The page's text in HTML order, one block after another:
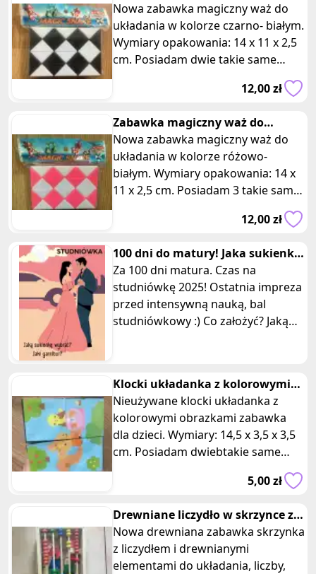
Nowa zabawka magiczny waż do
układania w kolorze czarno- białym.
Wymiary opakowania: 14 x 11 x 2,5
cm. Posiadam dwie takie same
12,00 zł
Zabawka magiczny waż do
układania rozowa
Nowa zabawka magiczny waż do
układania w kolorze różowo-
białym. Wymiary opakowania: 14 x
11 x 2,5 cm. Posiadam 3 takie same
sztuki, oferta dotyczy jednej z nic
12,00 zł
100 dni do matury! Jaka sukienka
na sudniówkę?
Za 100 dni matura. Czas na
studniówkę 2025! Ostatnia impreza
przed intensywną nauką, bal
studniówkowy :) Co założyć? Jaką
Klocki układanka z kolorowymi
obrazkami
Nieużywane klocki układanka z
kolorowymi obrazkami zabawka
dla dzieci. Wymiary: 14,5 x 3,5 x 3,5
cm. Posiadam dwiebtakie same
5,00 zł
Drewniane liczydło w skrzynce z
ukladanka
Nowa drewniana zabawka skrzynka
z liczydłem i drewnianymi
elementami do układania, liczby,